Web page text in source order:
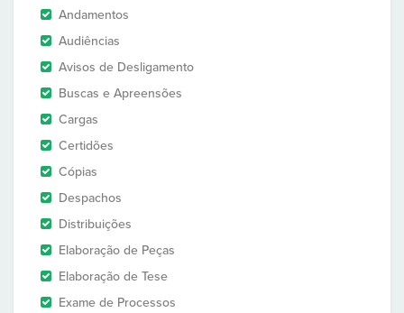
Andamentos
Audiências
Avisos de Desligamento
Buscas e Apreensões
Cargas
Certidões
Cópias
Despachos
Distribuições
Elaboração de Peças
Elaboração de Tese
Exame de Processos